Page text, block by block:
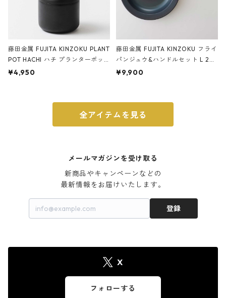
藤田金属 FUJITA KINZOKU PLANT
POT HACHI ハチ プランターポッ
ト 3号 ブラック
¥4,950
藤田金属 FUJITA KINZOKU フライ
パンジュウ&ハンドルセット L 24c
m ガス火・IH対応 鉄フライパン
¥9,900
全アイテムを見る
メールマガジンを受け取る
新商品やキャンペーンなどの
最新情報をお届けいたします。
登録
X
フォローする